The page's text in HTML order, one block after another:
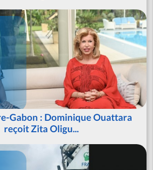
Gabon : Dominique Ouattara
reçoit Zita Oligu...